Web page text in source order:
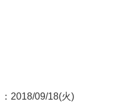
：2018/09/18(火)